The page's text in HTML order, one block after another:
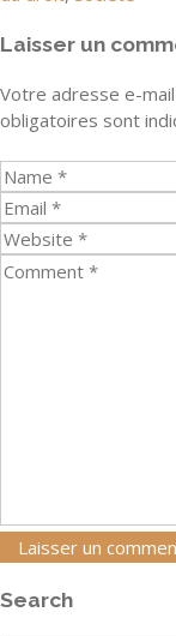
Laisser un
Votre adresse e-
obligatoires sont
Search